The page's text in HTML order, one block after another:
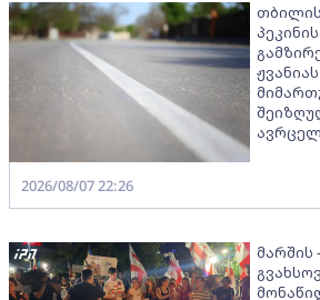
2026/08/07 22:26
მარშის